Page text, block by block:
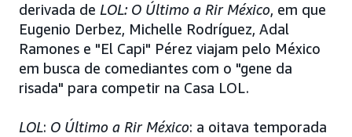
derivada de LOL: O Último a Rir México, em que
Eugenio Derbez, Michelle Rodríguez, Adal
Ramones e "El Capi" Pérez viajam pelo México
em busca de comediantes com o "gene da
risada" para competir na Casa LOL.
LOL: O Último a Rir México: a oitava temporada